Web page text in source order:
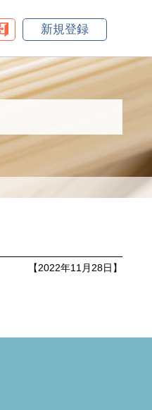
新規登録
【2022年11月28日】